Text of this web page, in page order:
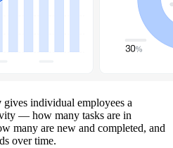
gives individual employees a
— how many tasks are in
many are new and completed, and
over time.